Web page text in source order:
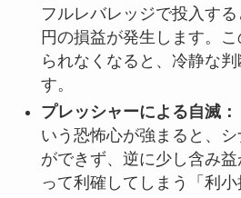
フルレバレッジで投入す
円の損益が発生します。
られなくなると、冷静な
す。
プレッシャーによる自滅：
いう恐怖心が強まると、
ができず、逆に少し含み
って利確してしまう「利小